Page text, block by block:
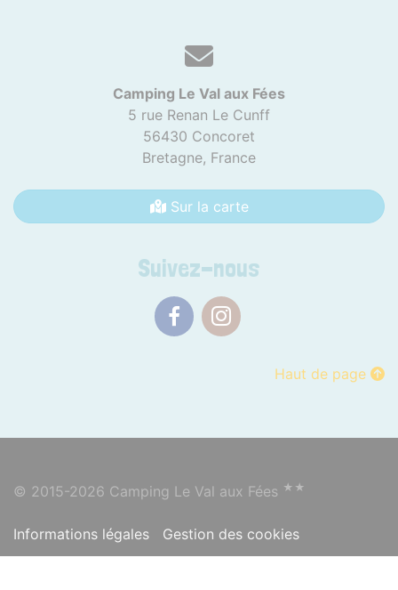
Camping Le Val aux Fées
5 rue Renan Le Cunff
56430 Concoret
Bretagne, France
Sur la carte
Suivez-nous
Haut de page
© 2015-2026 Camping Le Val aux Fées ★★
Informations légales Gestion des cookies